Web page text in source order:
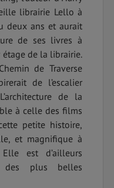
librairie Lello à
deux ans et aurait
de ses livres à
étage de la librairie.
de Traverse
de l’escalier
de la
à celle des films
petite histoire,
et magnifique à
est d’ailleurs
des plus belles